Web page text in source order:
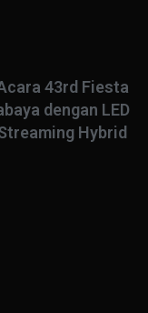
43rd Fiesta
dengan LED
Hybrid